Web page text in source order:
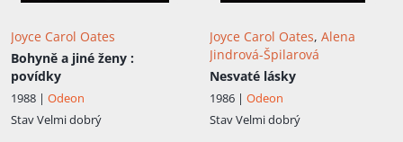
Joyce Carol Oates
Bohyně a jiné ženy :
povídky
1988 | Odeon
StavVelmi dobrý
Joyce Carol Oates, Alena
Jindrová-Špilarová
Nesvaté lásky
1986 | Odeon
StavVelmi dobrý